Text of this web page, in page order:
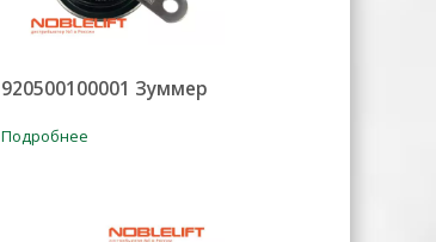
920500100001 Зуммер
Подробнее